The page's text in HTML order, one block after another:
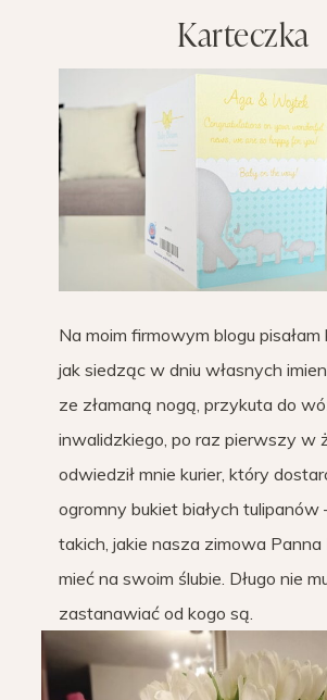
Karteczka
Na moim firmowym blogu
jak siedząc w dniu własnych
ze złamaną nogą, przykuta do
inwalidzkiego, po raz pierwszy w
odwiedził mnie kurier, który
ogromny bukiet białych tulipanów
takich, jakie nasza zimowa Panna
mieć na swoim ślubie. Długo nie
zastanawiać od kogo są.